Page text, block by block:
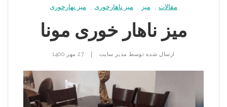
مقالات
میز میز ناهارخوری میز نهارخوری
میز ناهار خوری مونا
ارسال شده توسط مدیر سایت 27 مهر 1400